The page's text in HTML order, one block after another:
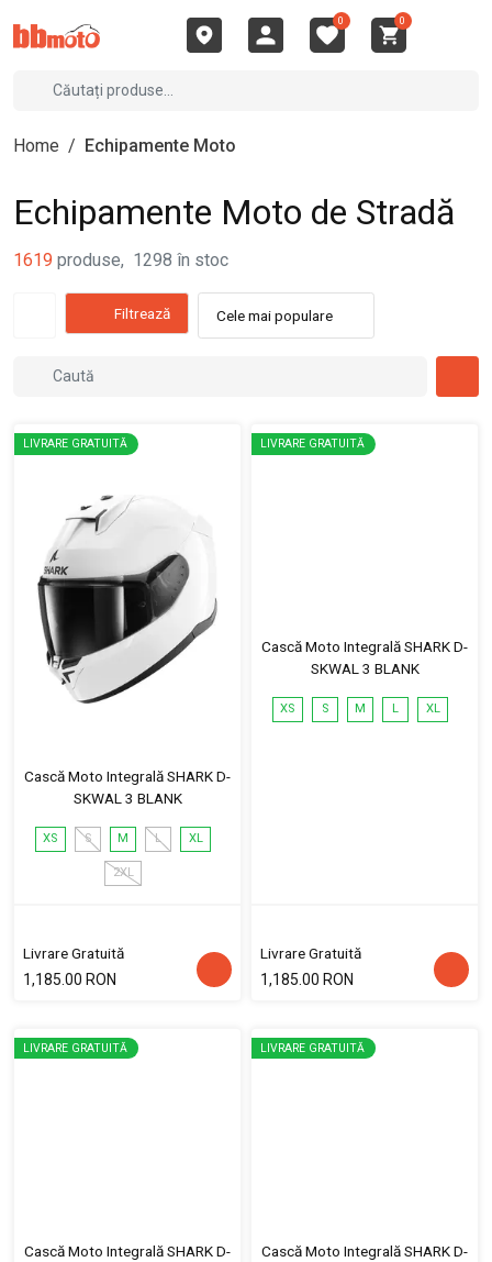
0 0
Home / Echipamente Moto
Echipamente Moto de Stradă
1619 produse, 1298 în stoc
Filtrează Cele mai populare
LIVRARE GRATUITĂ
Cască Moto Integrală SHARK D-
SKWAL 3 BLANK
XS S M L XL
2XL
Livrare Gratuită
1,185.00 RON
LIVRARE GRATUITĂ
Cască Moto Integrală SHARK D-
SKWAL 3 BLANK
XS S M L XL
Livrare Gratuită
1,185.00 RON
LIVRARE GRATUITĂ
Cască Moto Integrală SHARK D-
LIVRARE GRATUITĂ
Cască Moto Integrală SHARK D-